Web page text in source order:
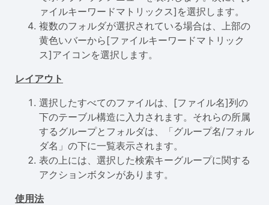
ァイルキーワードマトリックス]を選択します。
複数のフォルダが選択されている場合は、上部の
黄色いバーから[ファイルキーワードマトリック
ス]アイコンを選択します。
レイアウト
選択したすべてのファイルは、[ファイル名]列の
下のテーブル構造に入力されます。それらの所属
するグループとフォルダは、「グループ名/フォル
ダ名」の下に一覧表示されます。
表の上には、選択した検索キーグループに関する
アクションボタンがあります。
使用法